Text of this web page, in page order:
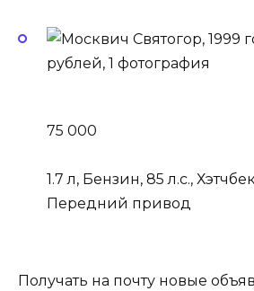
75 000
1.7 л, Бензин, 85 л.с.,
Передний привод
Получать на почту новые